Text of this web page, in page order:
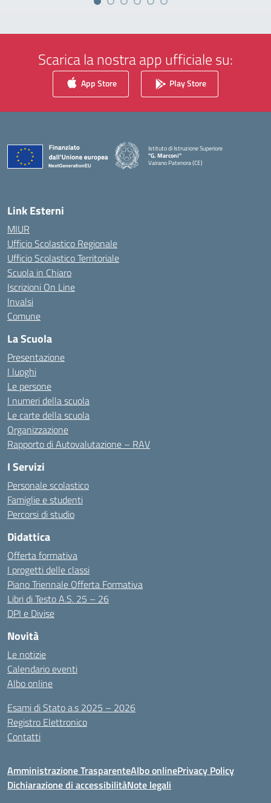
Scarica la nostra app ufficiale su:
App Store Play Store
Istituto di Istruzione Superiore
"G. Marconi"
Vairano Patenora (CE)
Link Esterni
MIUR
Ufficio Scolastico Regionale
Ufficio Scolastico Territoriale
Scuola in Chiaro
Iscrizioni On Line
Invalsi
Comune
La Scuola
Presentazione
I luoghi
Le persone
I numeri della scuola
Le carte della scuola
Organizzazione
Rapporto di Autovalutazione – RAV
I Servizi
Personale scolastico
Famiglie e studenti
Percorsi di studio
Didattica
Offerta formativa
I progetti delle classi
Piano Triennale Offerta Formativa
Libri di Testo A.S. 25 – 26
DPI e Divise
Novità
Le notizie
Calendario eventi
Albo online
Esami di Stato a.s 2025 – 2026
Registro Elettronico
Contatti
Amministrazione TrasparenteAlbo onlinePrivacy Policy
Dichiarazione di accessibilitàNote legali